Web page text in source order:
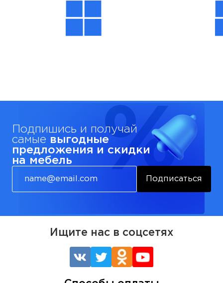
Подпишись и получай
самые выгодные
предложения и скидки
на мебель
Подписаться
Ищите нас в соцсетях